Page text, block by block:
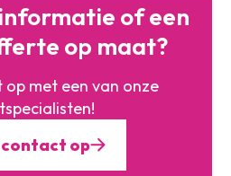
ofeen
op maat?
op met een van onze
contact op